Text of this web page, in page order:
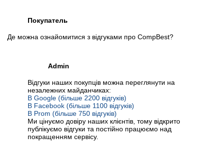
Покупатель
Де можна ознайомитися з відгуками про CompBest?
Admin
Відгуки наших покупців можна переглянути на
незалежних майданчиках:
В Google (більше 2200 відгуків)
В Facebook (більше 1100 відгуків)
В Prom (більше 750 відгуків)
Ми цінуємо довіру наших клієнтів, тому відкрито
публікуємо відгуки та постійно працюємо над
покращенням сервісу.